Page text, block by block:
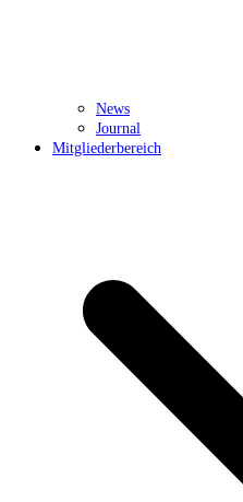
News
Journal
Mitgliederbereich